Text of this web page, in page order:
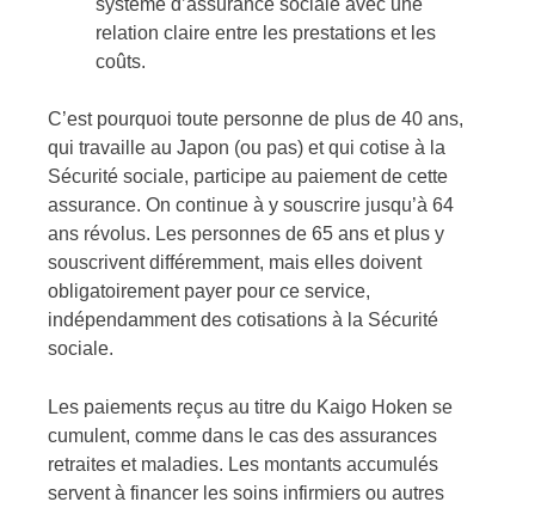
système d’assurance sociale avec une
relation claire entre les prestations et les
coûts.
C’est pourquoi toute personne de plus de 40 ans,
qui travaille au Japon (ou pas) et qui cotise à la
Sécurité sociale, participe au paiement de cette
assurance. On continue à y souscrire jusqu’à 64
ans révolus. Les personnes de 65 ans et plus y
souscrivent différemment, mais elles doivent
obligatoirement payer pour ce service,
indépendamment des cotisations à la Sécurité
sociale.
Les paiements reçus au titre du Kaigo Hoken se
cumulent, comme dans le cas des assurances
retraites et maladies. Les montants accumulés
servent à financer les soins infirmiers ou autres